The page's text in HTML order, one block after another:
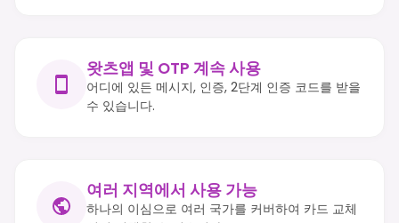
왓츠앱 및 OTP 계속 사용
어디에 있든 메시지, 인증, 2단계 인증 코드를 받을
수 있습니다.
여러 지역에서 사용 가능
하나의 이심으로 여러 국가를 커버하여 카드 교체